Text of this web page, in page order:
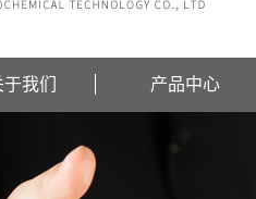
于我们 产品中心